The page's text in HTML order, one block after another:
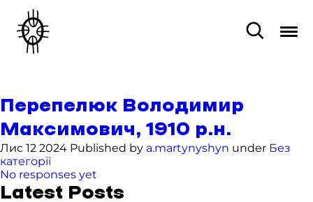
Перепелюк Володимир
Максимович, 1910 р.н.
Лис 12 2024 Published by a.martynyshyn under Без
категорії
No responses yet
Latest Posts